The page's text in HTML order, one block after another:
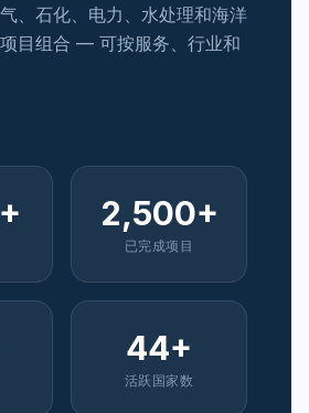
、石化、电力、水处理和海洋
目组合 — 可按服务、行业和
2,500+
已完成项目
44+
活跃国家数